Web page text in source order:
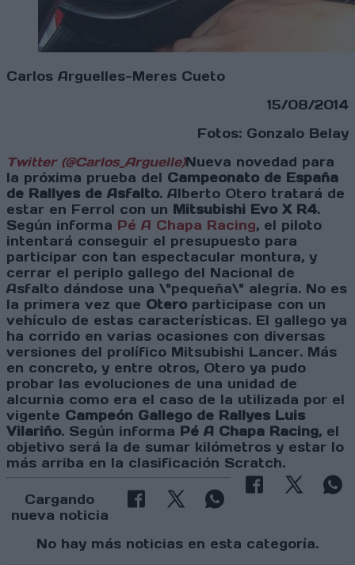
Carlos Arguelles-Meres Cueto
15/08/2014
Fotos: Gonzalo Belay
Twitter (@Carlos_Arguelle)Nueva novedad para
la próxima prueba del Campeonato de España
de Rallyes de Asfalto. Alberto Otero tratará de
estar en Ferrol con un Mitsubishi Evo X R4.
Según informa Pé A Chapa Racing, el piloto
intentará conseguir el presupuesto para
participar con tan espectacular montura, y
cerrar el periplo gallego del Nacional de
Asfalto dándose una \"pequeña\" alegría. No es
la primera vez que Otero participase con un
vehículo de estas características. El gallego ya
ha corrido en varias ocasiones con diversas
versiones del prolífico Mitsubishi Lancer. Más
en concreto, y entre otros, Otero ya pudo
probar las evoluciones de una unidad de
alcurnia como era el caso de la utilizada por el
vigente Campeón Gallego de Rallyes Luis
Vilariño. Según informa Pé A Chapa Racing, el
objetivo será la de sumar kilómetros y estar lo
más arriba en la clasificación Scratch.
Cargando
nueva noticia
No hay más noticias en esta categoría.